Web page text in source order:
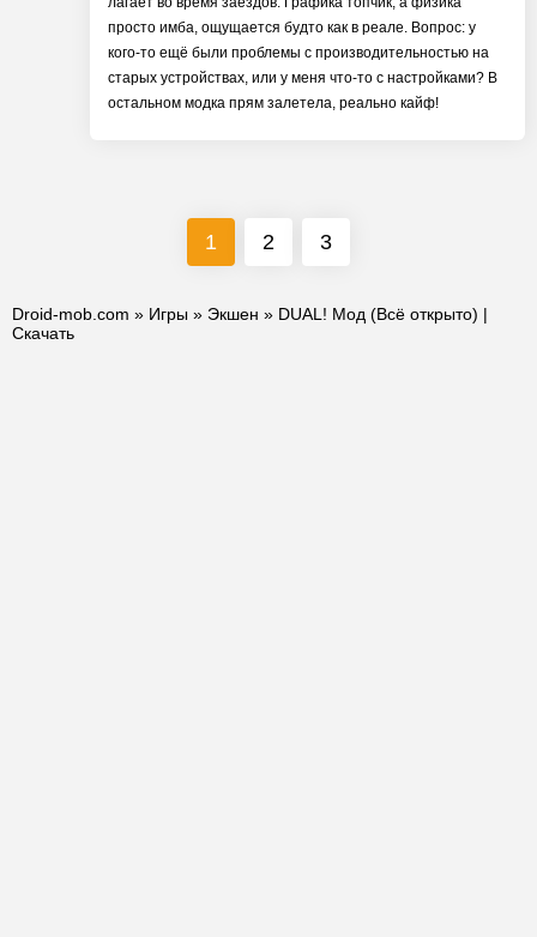
просто имба, ощущается будто как в реале. Вопрос: у
кого-то ещё были проблемы с производительностью на
старых устройствах, или у меня что-то с настройками? В
остальном модка прям залетела, реально кайф!
1 2 3
Droid-mob.com » Игры » Экшен » DUAL! Мод (Всё открыто) |
Скачать